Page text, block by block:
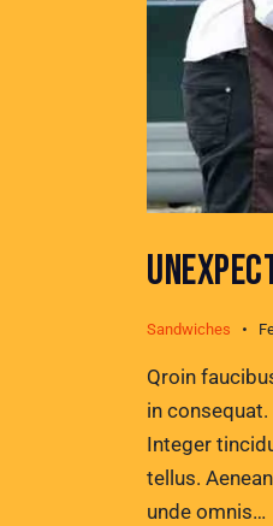
Sandwiches
Qroin
in
Integer
tellus.
unde omnis…